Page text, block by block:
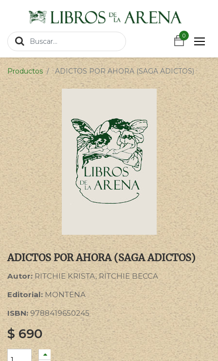
0
0
Productos ADICTOS POR AHORA (SAGA ADICTOS)
ADICTOS POR AHORA (SAGA ADICTOS)
Autor: RITCHIE KRISTA, RITCHIE BECCA
Editorial: MONTENA
ISBN: 9788419650245
$690